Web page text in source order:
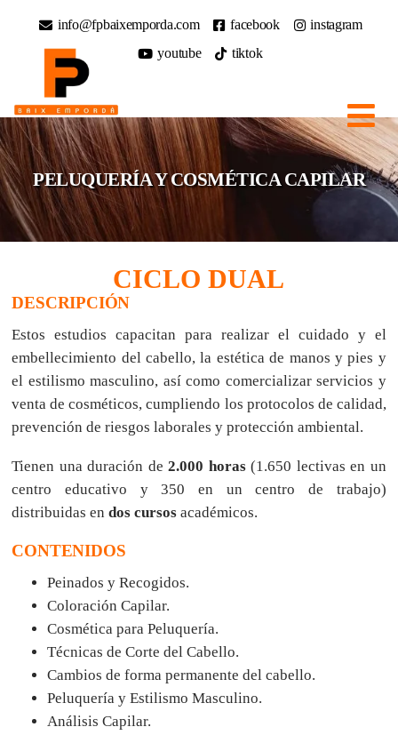
info@fpbaixemporda.com facebook
instagram
youtube
tiktok
PELUQUERÍA Y COSMÉTICA CAPILAR
CICLO DUAL
DESCRIPCIÓN
Estos estudios capacitan para realizar el cuidado y el
embellecimiento del cabello, la estética de manos y pies y
el estilismo masculino, así como comercializar servicios y
venta de cosméticos, cumpliendo los protocolos de calidad,
prevención de riesgos laborales y protección ambiental.
Tienen una duración de2.000 horas(1.650 lectivas en un
centro educativo y 350 en un centro de trabajo)
distribuidas endos cursos académicos.
CONTENIDOS
Peinados y Recogidos.
Coloración Capilar.
Cosmética para Peluquería.
Técnicas de Corte del Cabello.
Cambios de forma permanente del cabello.
Peluquería y Estilismo Masculino.
Análisis Capilar.